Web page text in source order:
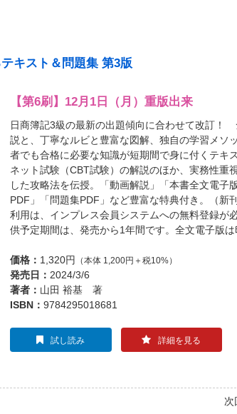
キスト＆問題集 第3版
【第6刷】12月1日（月）重版出来
日商簿記3級の最新の出題傾向に合わせて改訂！
説と、丁寧なルビと豊富な図解、独自の学習メソ
者でも合格に必要な知識が短期間で身に付くテキ
ネット試験（CBT試験）の解説のほか、実務性重
した攻略法を伝授。「動画解説」「本書全文電子
PDF」「問題集PDF」など豊富な特典付き。（新
利用は、インプレス会員システムへの無料登録が
供予定期間は、発売から1年間です。全文電子版は
価格： 1,320円 （本体 1,200円＋税10%）
発売日： 2024/3/6
著者： 山田 裕基 著
ISBN： 9784295018681
試し読み 詳細を見る
次